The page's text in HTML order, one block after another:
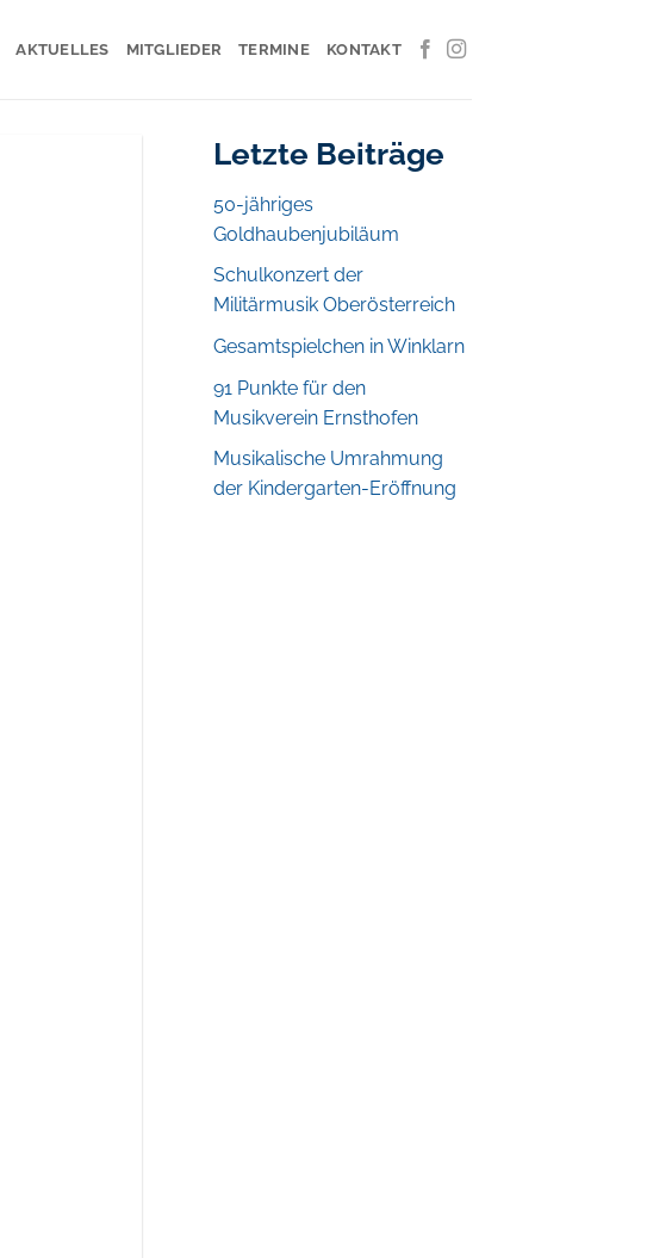
AKTUELLES MITGLIEDER TERMINE KONTAKT
Letzte Beiträge
50-jähriges
Goldhaubenjubiläum
Schulkonzert der
Militärmusik Oberösterreich
Gesamtspielchen in Winklarn
91 Punkte für den
Musikverein Ernsthofen
Musikalische Umrahmung
der Kindergarten-Eröffnung